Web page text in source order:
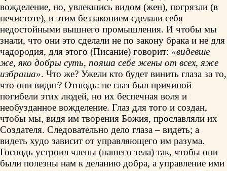
вожделение, но, увлекшись видом (жен), погрязли (в
нечистоте), и этим беззаконием сделали себя
недостойными вышнего промышления. И чтобы мы
знали, что они это сделали не по закону брака и не для
чадородия, для этого (Писание) говорит: «видевше
же, яко добры суть, пояша себе жены от всех, яже
избраша». Что же? Ужели кто будет винить глаза за то,
что они видят? Отнюдь: не глаз был причиной
погибели этих людей, но их беспечная воля и
необузданное вожделение. Глаз для того и создан,
чтобы мы, видя им творения Божия, прославляли их
Создателя. Следовательно дело глаза – видеть; а
видеть худо зависит от управляющего им разума.
Господь устроил члены (нашего тела) так, чтобы они
были полезны нам к деланию добра, а управление ими